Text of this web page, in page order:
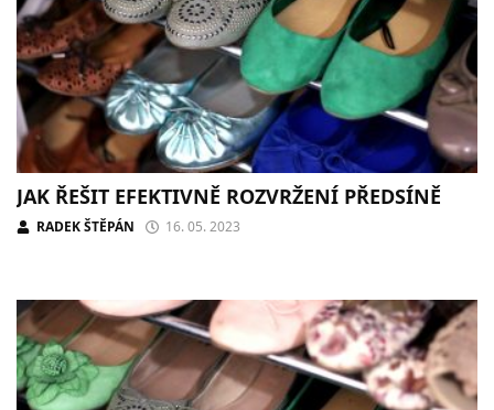
JAK ŘEŠIT EFEKTIVNĚ ROZVRŽENÍ PŘEDSÍNĚ
RADEK ŠTĚPÁN 16. 05. 2023